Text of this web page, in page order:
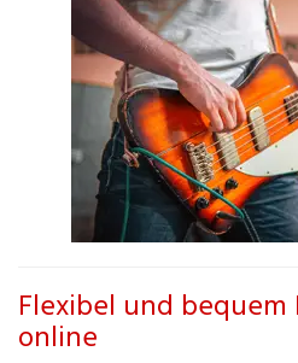
Flexibel und bequem
online